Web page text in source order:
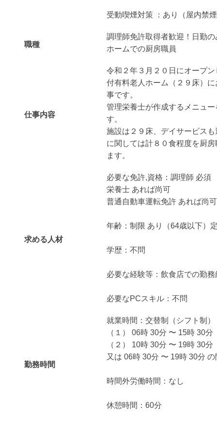
受動喫煙対策 ：あり（屋内禁
職種
調理師免許取得者歓迎！日勤
ホームでの厨房職員
仕事内容
令和２年３月２０日にオープ
付有料老人ホーム（２９床）
事です。
管理栄養士が作成するメニュ
す。
施設は２９床、デイサービス
に関しては計８０食程度を厨
ます。
求める人材
必要な免許,資格：調理師 必須
栄養士 あれば尚可
普通自動車運転免許 あれば尚可
年齢：制限 あり（64歳以下）
学歴：不問
必要な経験等：飲食店での勤
必要なPCスキル：不問
勤務時間
就業時間：交替制（シフト制）
（１） 06時 30分 〜 15時 30分
（２） 10時 30分 〜 19時 30分
又は 06時 30分 〜 19時 30分
時間外労働時間：なし
休憩時間：60分